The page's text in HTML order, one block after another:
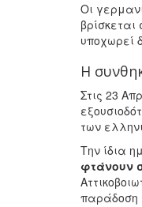
Οι
υποχωρεί
Η
Στις 23
των
Την ίδια
φτάνουν
παράδοση